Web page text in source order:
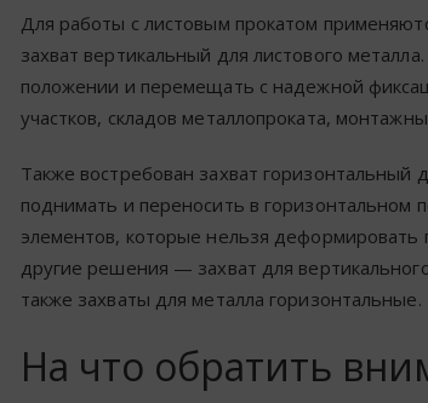
Для работы с листовым прокатом
захват вертикальный для листового
положении и перемещать с надежной
участков, складов металлопроката,
Также востребован захват горизонтальный
поднимать и переносить в горизонтальном
элементов, которые нельзя деформировать
другие решения — захват для
также захваты для металла горизонтальные.
На что обратить